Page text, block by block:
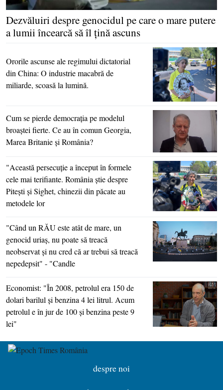
Dezvăluiri despre genocidul pe care o mare putere
a lumii încearcă să îl ţină ascuns
Ororile ascunse ale regimului dictatorial
din China: O industrie macabră de
miliarde, scoasă la lumină.
Cum se pierde democraţia pe modelul
broaştei fierte. Ce au în comun Georgia,
Marea Britanie şi România?
"Această persecuţie a început în formele
cele mai terifiante. România ştie despre
Piteşti şi Sighet, chinezii din păcate au
metodele lor
"Când un RĂU este atât de mare, un
genocid uriaş, nu poate să treacă
neobservat şi nu cred că ar trebui să treacă
nepedepsit" - "Candle
Economist: "În 2008, petrolul era 150 de
dolari barilul şi benzina 4 lei litrul. Acum
petrolul e în jur de 100 şi benzina peste 9
lei"
despre noi